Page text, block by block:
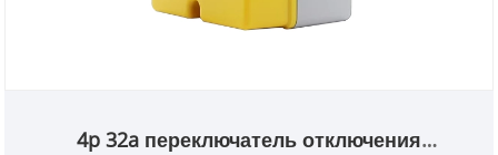
4p 32a переключатель отключения